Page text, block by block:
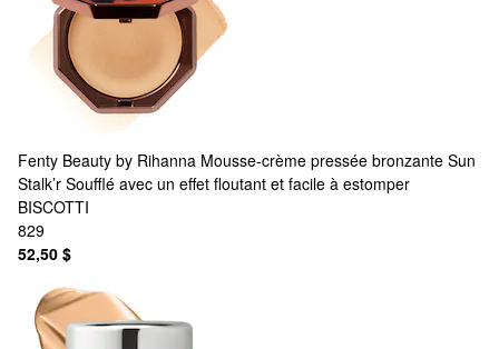
Fenty Beauty by Rihanna Mousse-crème pressée bronzante Sun
Stalk’r Soufflé avec un effet floutant et facile à estomper
BISCOTTI
829
52,50 $